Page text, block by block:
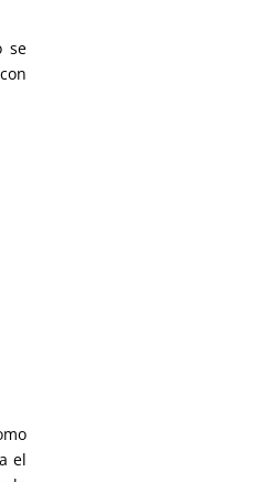
se
el